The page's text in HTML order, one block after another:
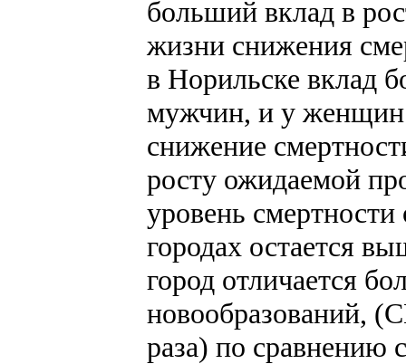
больший вклад в
жизни снижения
в Норильске вклад
мужчин, и у женщин
снижение
росту ожидаемой
уровень
городах остается
город отличается
новообразований,
раза) по сравнению